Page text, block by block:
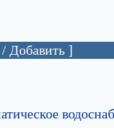
Добавить ]